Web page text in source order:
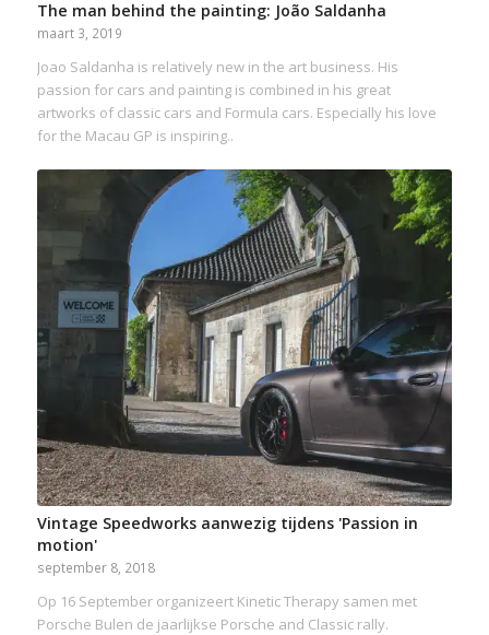
The man behind the painting: João Saldanha
maart 3, 2019
Joao Saldanha is relatively new in the art business. His
passion for cars and painting is combined in his great
artworks of classic cars and Formula cars. Especially his love
for the Macau GP is inspiring..
Vintage Speedworks aanwezig tijdens 'Passion in
motion'
september 8, 2018
Op 16 September organizeert Kinetic Therapy samen met
Porsche Bulen de jaarlijkse Porsche and Classic rally.